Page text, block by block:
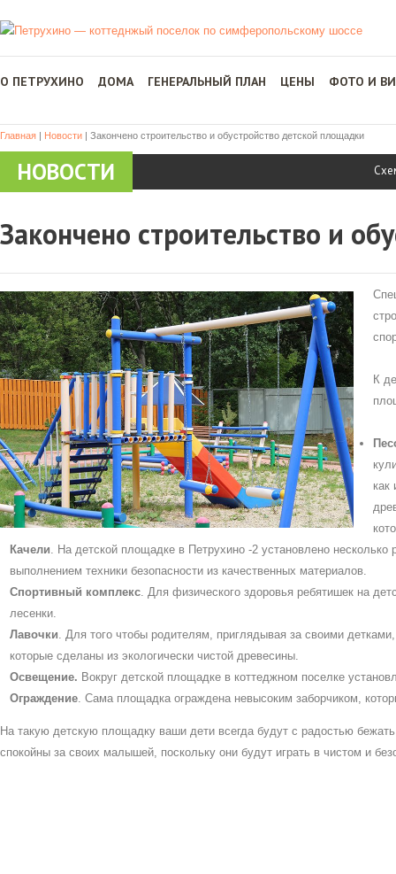
О ПЕТРУХИНО ДОМА ГЕНЕРАЛЬНЫЙ ПЛАН ЦЕНЫ ФОТО И
Главная | Новости | Закончено строительство и обустройство детской площадки
НОВОСТИ
Закончено строительство и
К
как
Качели . На детской площадке в Петрухино -2 установлено
выполнением техники безопасности из качественных материалов.
Спортивный комплекс . Для физического здоровья ребятишек на
лесенки.
Лавочки . Для того чтобы родителям, приглядывая за своими
которые сделаны из экологически чистой древесины.
Освещение. Вокруг детской площадке в коттеджном поселке
Ограждение . Сама площадка ограждена невысоким заборчиком,
На такую детскую площадку ваши дети всегда будут с радостью
спокойны за своих малышей, поскольку они будут играть в чистом и